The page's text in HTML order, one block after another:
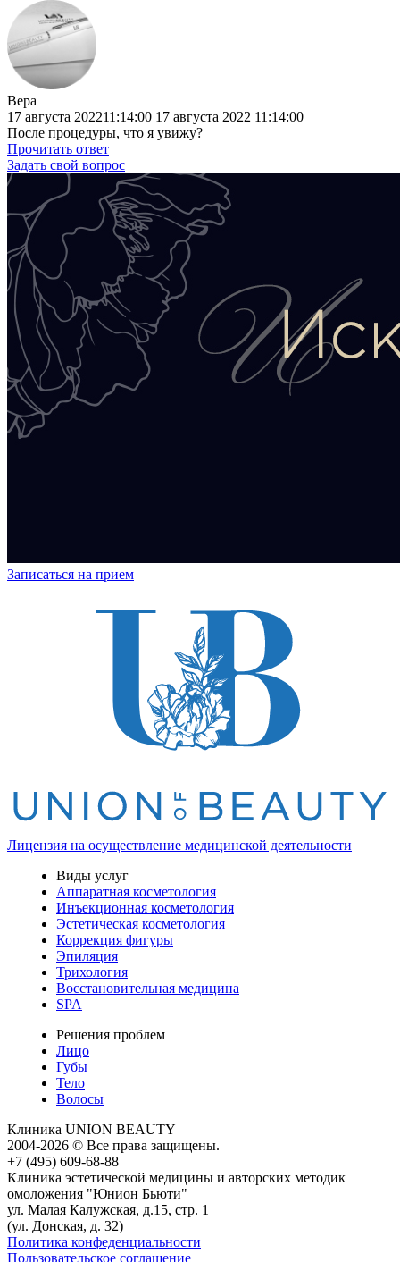
Вера
17 августа 202211:14:00 17 августа 2022 11:14:00
После процедуры, что я увижу?
Прочитать ответ
Задать свой вопрос
Записаться на прием
Лицензия на осуществление медицинской деятельности
Виды услуг
Аппаратная косметология
Инъекционная косметология
Эстетическая косметология
Коррекция фигуры
Эпиляция
Трихология
Восстановительная медицина
SPA
Решения проблем
Лицо
Губы
Тело
Волосы
Клиника UNION BEAUTY
2004-2026 © Все права защищены.
+7 (495) 609-68-88
Клиника эстетической медицины и авторских методик
омоложения "Юнион Бьюти"
ул. Малая Калужская, д.15, стр. 1
(ул. Донская, д. 32)
Политика конфеденциальности
Пользовательское соглашение